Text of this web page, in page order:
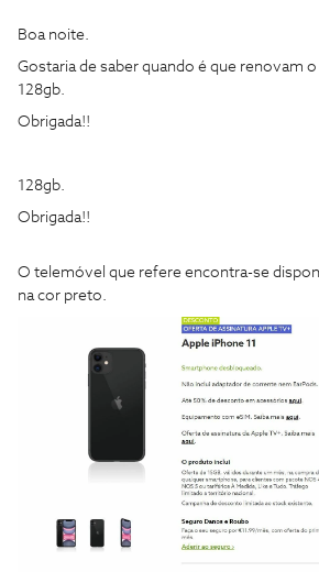
Boa noite.
Gostaria de saber quando é que renovam o
128gb.
Obrigada!!
128gb.
Obrigada!!
O telemóvel que refere encontra-se
na cor preto.